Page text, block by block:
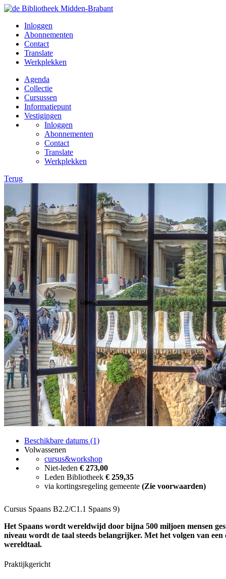
Inloggen
Abonnementen
Contact
Translate
Werkplekken
Agenda
Collectie
Cursussen
Informatiepunt
Vestigingen
Inloggen
Abonnementen
Contact
Translate
Werkplekken
Terug
Beschikbare datums (1)
Volwassenen
cursus&workshop
Niet-leden € 273,00
Leden Bibliotheek € 259,35
via kortingsregeling gemeente (Zie voorwaarden)
Cursus Spaans B2.2/C1.1 Spaans 9)
Het Spaans wordt wereldwijd door bijna 500 miljoen mensen
niveau wordt de taal steeds belangrijker. Met het volgen van een
wereldtaal.
Praktijkgericht